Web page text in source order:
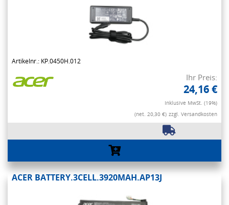
Artikelnr.: KP.0450H.012
Ihr Preis:
24,16 €
Inklusive MwSt. (19%)
(net. 20,30 €) zzgl. Versandkosten
ACER BATTERY.3CELL.3920MAH.AP13J